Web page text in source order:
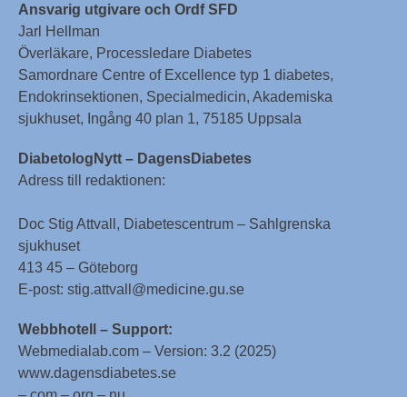
Ansvarig utgivare och Ordf SFD
Jarl Hellman
Överläkare, Processledare Diabetes
Samordnare Centre of Excellence typ 1 diabetes,
Endokrinsektionen, Specialmedicin, Akademiska
sjukhuset, Ingång 40 plan 1, 75185 Uppsala
DiabetologNytt – DagensDiabetes
Adress till redaktionen:
Doc Stig Attvall, Diabetescentrum – Sahlgrenska
sjukhuset
413 45 – Göteborg
E-post: stig.attvall@medicine.gu.se
Webbhotell – Support:
Webmedialab.com – Version: 3.2 (2025)
www.dagensdiabetes.se